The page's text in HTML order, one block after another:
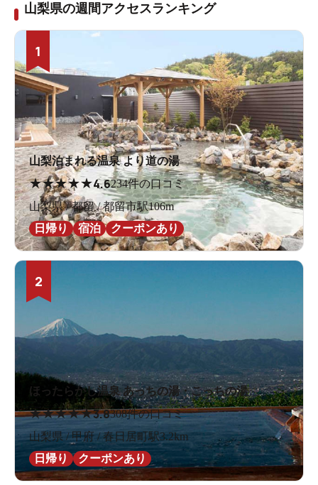
山梨県の週間アクセスランキング
1
山梨泊まれる温泉 より道の湯
★★★★★4.6234件の口コミ
山梨県 / 都留 / 都留市駅106m
日帰り
宿泊 クーポンあり
2
ほったらかし温泉 あっちの湯・こっちの湯
★★★★★3.8308件の口コミ
山梨県 / 甲府 / 春日居町駅3.2km
日帰り
クーポンあり